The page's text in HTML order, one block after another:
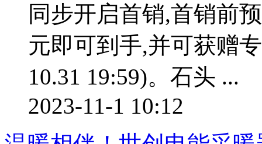
同步开启首销,首销前
元即可到手,并可获赠
10.31 19:59)。石头 ...
2023-11-1 10:12